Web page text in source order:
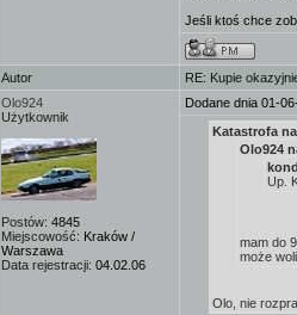
Jeśli ktoś chce
Autor
RE: Kupie
Olo924
Użytkownik
Postów: 4845
Miejscowość: Kraków /
Warszawa
Data rejestracji: 04.02.06
Dodane dnia 01-
Katastrofa
Olo924
Up.
mam do
może
Olo, nie